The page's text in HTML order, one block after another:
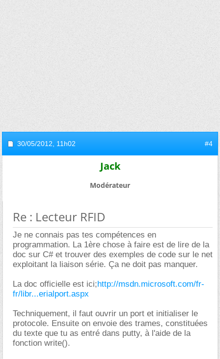
30/05/2012, 11h02 #4
Jack
Modérateur
Re : Lecteur RFID
Je ne connais pas tes compétences en
programmation. La 1ère chose à faire est de lire de la
doc sur C# et trouver des exemples de code sur le net
exploitant la liaison série. Ça ne doit pas manquer.
La doc officielle est ici;http://msdn.microsoft.com/fr-
fr/libr...erialport.aspx
Techniquement, il faut ouvrir un port et initialiser le
protocole. Ensuite on envoie des trames, constituées
du texte que tu as entré dans putty, à l'aide de la
fonction write().